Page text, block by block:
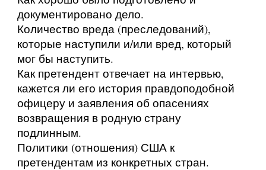
документировано дело.
Количество вреда (преследований),
которые наступили и/или вред, который
мог бы наступить.
Как претендент отвечает на интервью,
кажется ли его история правдоподобной
офицеру и заявления об опасениях
возвращения в родную страну
подлинным.
Политики (отношения) США к
претендентам из конкретных стран.